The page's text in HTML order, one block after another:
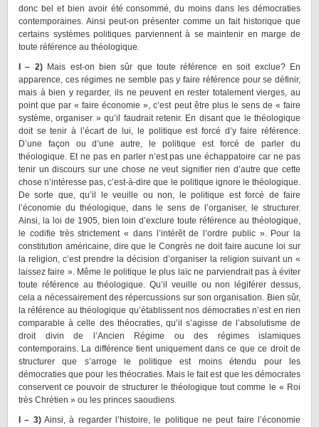
donc bel et bien avoir été consommé, du moins dans les démocraties
contemporaines. Ainsi peut-on présenter comme un fait historique que
certains systèmes politiques parviennent à se maintenir en marge de
toute référence au théologique.
I – 2)Mais est-on bien sûr que toute référence en soit exclue? En
apparence, ces régimes ne semble pas y faire référence pour se définir,
mais à bien y regarder, ils ne peuvent en rester totalement vierges, au
point que par « faire économie », c’est peut être plus le sens de « faire
système, organiser » qu’il faudrait retenir. En disant que le théologique
doit se tenir à l’écart de lui, le politique est forcé d’y faire référence.
D’une façon ou d’une autre, le politique est forcé de parler du
théologique. Et ne pas en parler n’est pas une échappatoire car ne pas
tenir un discours sur une chose ne veut signifier rien d’autre que cette
chose n’intéresse pas, c’est-à-dire que le politique ignore le théologique.
De sorte que, qu’il le veuille ou non, le politique est forcé de faire
l’économie du théologique, dans le sens de l’organiser, le structurer.
Ainsi, la loi de 1905, bien loin d’exclure toute référence au théologique,
le codifie très strictement « dans l’intérêt de l’ordre public ». Pour la
constitution américaine, dire que le Congrès ne doit faire aucune loi sur
la religion, c’est prendre la décision d’organiser la religion suivant un «
laissez faire ». Même le politique le plus laïc ne parviendrait pas à éviter
toute référence au théologique. Qu’il veuille ou non légiférer dessus,
cela a nécessairement des répercussions sur son organisation. Bien sûr,
la référence au théologique qu’établissent nos démocraties n’est en rien
comparable à celle des théocraties, qu’il s’agisse de l’absolutisme de
droit divin de l’Ancien Régime ou des régimes islamiques
contemporains. La différence tient uniquement dans ce que ce droit de
structurer que s’arroge le politique est moins étendu pour les
démocraties que pour les théocraties. Mais le fait est que les démocrates
conservent ce pouvoir de structurer le théologique tout comme le « Roi
très Chrétien » ou les princes saoudiens.
I – 3)Ainsi, à regarder l’histoire, le politique ne peut faire l’économie